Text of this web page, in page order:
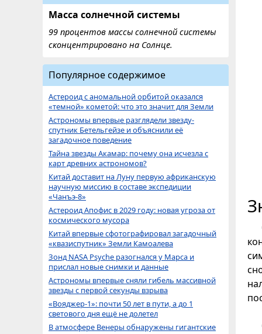
Масса солнечной системы
99 процентов массы солнечной системы
сконцентрировано на Солнце.
Популярное содержимое
Астероид с аномальной орбитой оказался
«темной» кометой: что это значит для Земли
Астрономы впервые разглядели звезду-
спутник Бетельгейзе и объяснили её
загадочное поведение
Тайна звезды Акамар: почему она исчезла с
карт древних астрономов?
Китай доставит на Луну первую африканскую
научную миссию в составе экспедиции
«Чанъэ-8»
Астероид Апофис в 2029 году: новая угроза от
космического мусора
Китай впервые сфотографировал загадочный
«квазиспутник» Земли Камоалева
Зонд NASA Psyche разогнался у Марса и
прислал новые снимки и данные
Астрономы впервые сняли гибель массивной
звезды с первой секунды взрыва
«Вояджер-1»: почти 50 лет в пути, а до 1
светового дня ещё не долетел
В атмосфере Венеры обнаружены гигантские